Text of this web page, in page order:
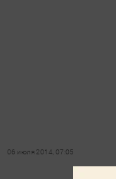
06 июля 2014, 07:05